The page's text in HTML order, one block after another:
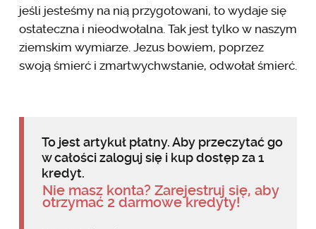
jeśli jesteśmy na nią przygotowani, to wydaje się
ostateczna i nieodwołalna. Tak jest tylko w naszym
ziemskim wymiarze. Jezus bowiem, poprzez
swoją śmierć i zmartwychwstanie, odwołał śmierć.
To jest artykuł płatny. Aby przeczytać go
w całości zaloguj się i kup dostęp za 1
kredyt.
Nie masz konta? Zarejestruj się, aby
otrzymać 2 darmowe kredyty!